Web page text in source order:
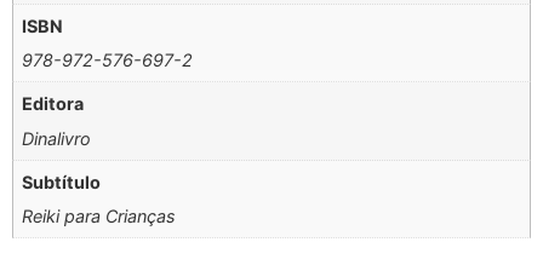
ISBN
978-972-576-697-2
Editora
Dinalivro
Subtítulo
Reiki para Crianças